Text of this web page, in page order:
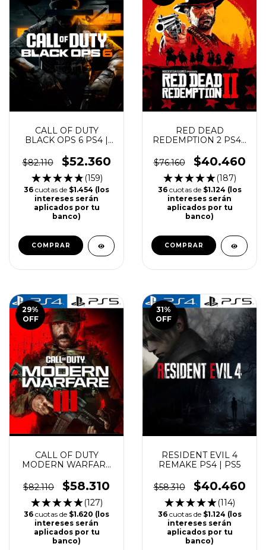
CALL OF DUTY
BLACK OPS 6 PS4 |
$82.110
$52.360
(159)
36 cuotas de $1.454 (los
intereses serán
aplicados por tu
banco)
COMPRAR
RED DEAD
REDEMPTION 2 PS4 |
$76.160
$40.460
(187)
36 cuotas de $1.124 (los
intereses serán
aplicados por tu
banco)
COMPRAR
29%
OFF
CALL OF DUTY
MODERN WARFARE
$82.110
$58.310
(127)
36 cuotas de $1.620 (los
intereses serán
aplicados por tu
banco)
31%
OFF
RESIDENT EVIL 4
REMAKE PS4 | PS5
$58.310 $40.460
(114)
36 cuotas de $1.124 (los
intereses serán
aplicados por tu
banco)